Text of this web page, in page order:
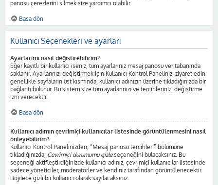
panosu çerezlerini silmek size yardımcı olabilir.
Başa dön
Kullanıcı Seçenekleri ve ayarları
Ayarlarımı nasıl değiştirebilirim?
Eğer kayıtlı bir kullanıcı iseniz, tüm ayarlarınız mesaj panosu veritabanında
saklanır. Ayarlarınızı değiştirmek için Kullanıcı Kontrol Panelinizi ziyaret edin;
genellikle sayfaların üst kısmında, kullanıcı adınızın üzerine tıkladığınızda bir
bağlantı bulunur. Bu sistem size tüm ayarlarınızı ve tercihlerinizi değiştirme
izni verecektir.
Başa dön
Kullanıcı adımın çevrimiçi kullanıcılar listesinde görüntülenmesini nasıl
önleyebilirim?
Kullanıcı Kontrol Panelinizden, “Mesaj panosu tercihleri” bölümüne
tıkladığınızda, Çevrimiçi durumumu gizleseçeneğini bulacaksınız. Bu
seçeneği aktifleştirdiğinizde kullanıcı adınız, çevrimiçi kullanıcılar listesinde
sadece yöneticiler, moderatörler ve kendiniz tarafından görüntülenecektir.
Böylece gizli bir kullanıcı olarak sayılacaksınız.